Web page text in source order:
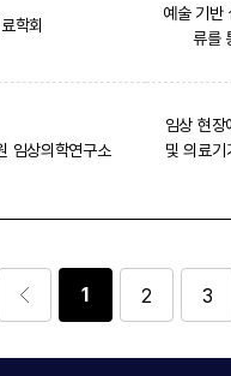
학회
예술 기반
류를
임상의학연구소
임상 현장
및 의료기
1 2 3